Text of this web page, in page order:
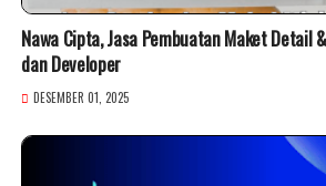
Nawa Cipta, Jasa Pembuatan Maket Detail
dan Developer
DESEMBER 01, 2025